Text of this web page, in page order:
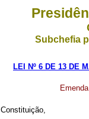
Subchefia
LEI Nº 6 DE 13 DE